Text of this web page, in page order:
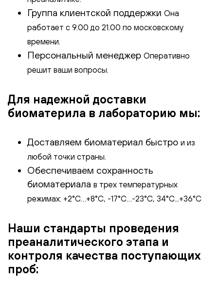
Группа клиентской поддержки Она
работает с 9.00 до 21.00 по московскому
времени.
Персональный менеджер Оперативно
решит ваши вопросы.
Для надежной доставки
биоматерила в лабораторию мы:
Доставляем биоматериал быстро и из
любой точки страны.
Обеспечиваем сохранность
биоматериала в трех температурных
режимах: +2°С…+8°С, -17°С…-23°С, 34°C...+36°С
Наши стандарты проведения
преаналитического этапа и
контроля качества поступающих
проб: